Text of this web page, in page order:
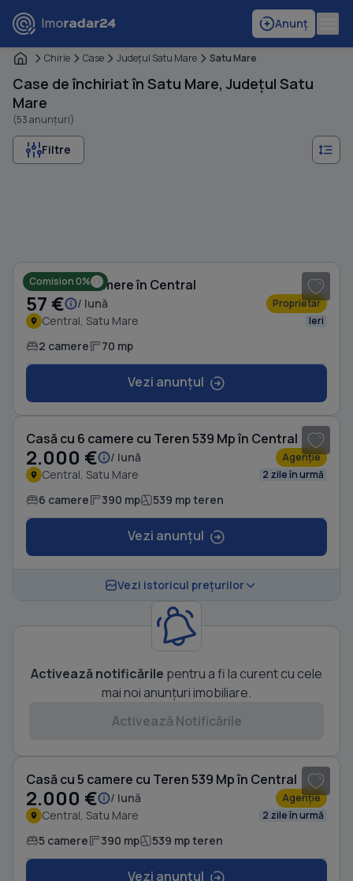
Anunț
Chirie Case Judeţul Satu Mare Satu Mare
Case de închiriat în Satu Mare, Județul Satu
Mare
(53 anunțuri)
Filtre
Comision 0%
Casă cu 2 camere în Central
57 € / lună Proprietar
Central, Satu Mare Ieri
2 camere 70 mp
Vezi anunțul
Casă cu 6 camere cu Teren 539 Mp în Central
2.000 € / lună Agenție
Central, Satu Mare 2 zile în urmă
6 camere 390 mp 539 mp teren
Vezi anunțul
Vezi istoricul prețurilor
Activează notificările pentru a fi la curent cu cele
mai noi anunțuri imobiliare.
Activează Notificările
Casă cu 5 camere cu Teren 539 Mp în Central
2.000 € / lună Agenție
Central, Satu Mare 2 zile în urmă
5 camere 390 mp 539 mp teren
Vezi anunțul